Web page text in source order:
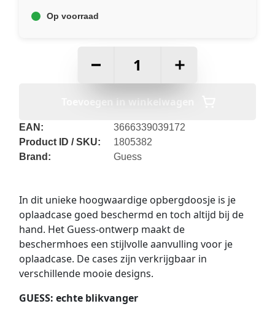
Op voorraad
+
Toevoegen in winkelwagen
EAN:
3666339039172
Product ID / SKU:
1805382
Brand:
Guess
In dit unieke hoogwaardige opbergdoosje is je
oplaadcase goed beschermd en toch altijd bij de
hand. Het Guess-ontwerp maakt de
beschermhoes een stijlvolle aanvulling voor je
oplaadcase. De cases zijn verkrijgbaar in
verschillende mooie designs.
GUESS: echte blikvanger